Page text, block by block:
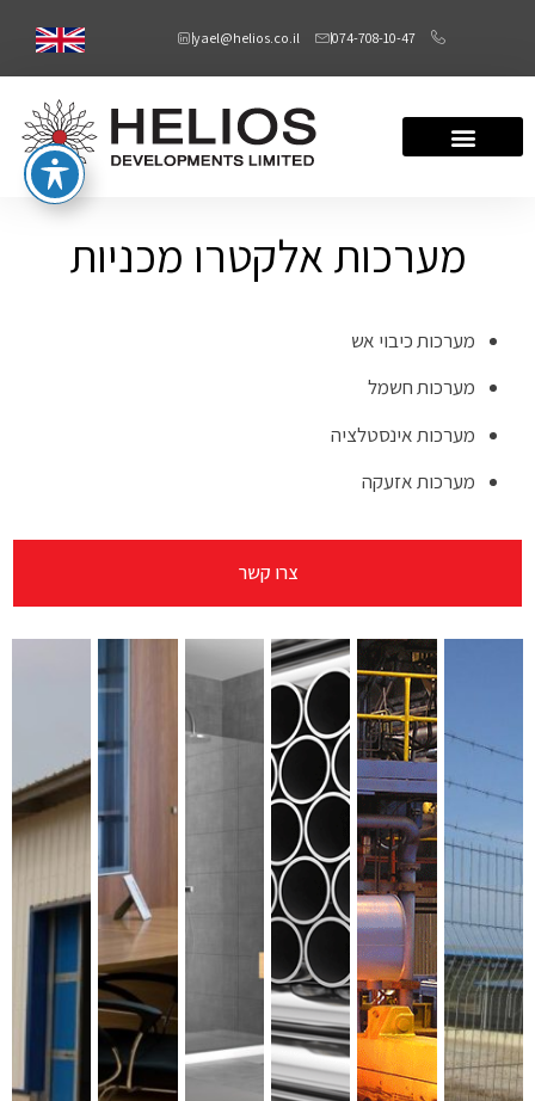
074-708-10-47
yael@helios.co.il
מערכות אלקטרו מכניות
מערכות כיבוי אש
מערכות חשמל
מערכות אינסטלציה
מערכות אזעקה
צרו קשר